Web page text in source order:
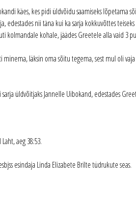
käes, kes pidi üldvõidu saamiseks lõpetama
edestades nii täna kui ka sarja kokkuvõttes
kolmandale kohale, jäädes Greetele alla vaid 3
läksin oma sõitu tegema, sest mul oli
üldvõitjaks Jannelle Uibokand, edestades
aeg 38:53.
esindaja Linda Elizabete Brilte tüdrukute seas.